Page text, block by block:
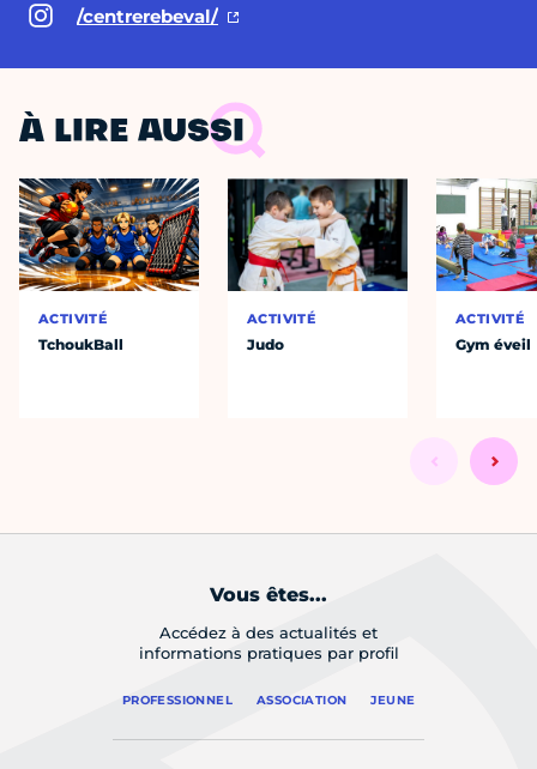
/centrerebeval/
À LIRE AUSSI
ACTIVITÉ
TchoukBall
ACTIVITÉ
Judo
ACTIVITÉ
Gym éveil
Vous êtes...
Accédez à des actualités et
informations pratiques par profil
PROFESSIONNEL ASSOCIATION JEUNE